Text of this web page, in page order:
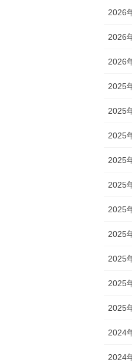
2026
2026
2026
2025
2025
2025
2025
2025
2025
2025
2025
2025
2025
2024
2024